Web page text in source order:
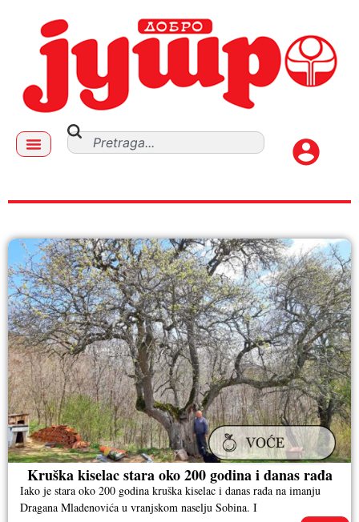
kruška kiselac
Kruška kiselac stara oko 200 godina i danas rađa
Iako je stara oko 200 godina kruška kiselac i danas rađa na imanju
Dragana Mladenovića u vranjskom naselju Sobina. I